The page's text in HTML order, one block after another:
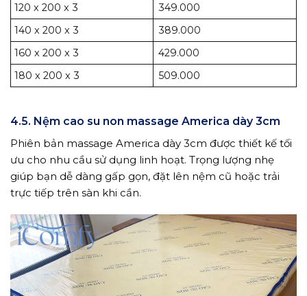
120 x 200 x 3
349.000
140 x 200 x 3
389.000
160 x 200 x 3
429.000
180 x 200 x 3
509.000
4.5. Nệm cao su non massage America dày 3cm
Phiên bản massage America dày 3cm được thiết kế tối
ưu cho nhu cầu sử dụng linh hoạt. Trọng lượng nhẹ
giúp bạn dễ dàng gấp gọn, đặt lên nệm cũ hoặc trải
trực tiếp trên sàn khi cần.